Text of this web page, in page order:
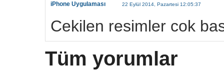
iPhone Uygulaması 22 Eylül 2014, Pazartesi 12:05:37
Cekilen resimler cok
Tüm yorumlar